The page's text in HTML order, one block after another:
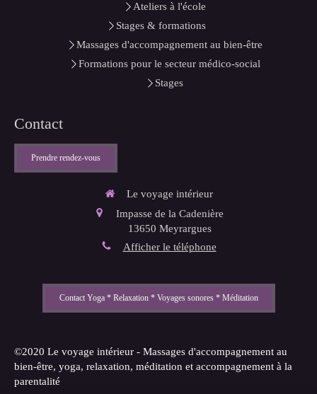
Ateliers à l'école
Stages & formations
Massages d'accompagnement au bien-être
Formations pour le secteur médico-social
Stages
Contact
Prendre rendez-vous
Le voyage intérieur
Impasse de la Cadenière
13650 Meyrargues
Afficher le téléphone
Contact Yoga * Relaxation * Voyages sonores * Méditation
©2020 Le voyage intérieur - Massages d'accompagnement au
bien-être, yoga, relaxation, méditation et accompagnement à la
parentalité